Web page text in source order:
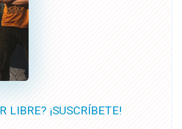
LIBRE? ¡SUSCRÍBETE!